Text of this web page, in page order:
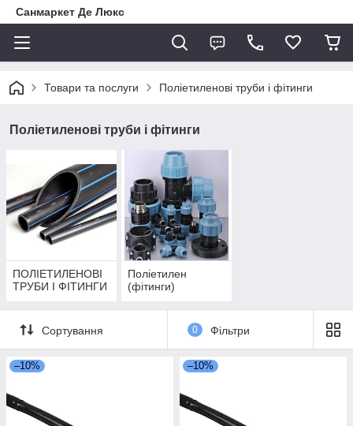
Санмаркет Де Люкс
Товари та послуги Поліетиленові труби і фітинги
Поліетиленові труби і фітинги
ПОЛІЕТИЛЕНОВІ
ТРУБИ І ФІТИНГИ
Поліетилен
(фітинги)
Сортування 0 Фільтри
–10% –10%